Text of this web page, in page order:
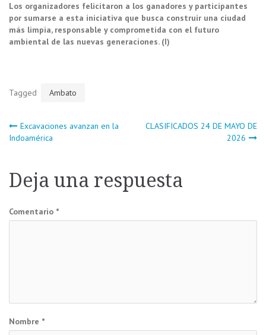
Los organizadores felicitaron a los ganadores y participantes
por sumarse a esta iniciativa que busca construir una ciudad
más limpia, responsable y comprometida con el futuro
ambiental de las nuevas generaciones. (I)
Tagged Ambato
Navegación
entradas
Excavaciones avanzan en la
Indoamérica
CLASIFICADOS 24 DE MAYO DE
2026
Deja una respuesta
Comentario *
Nombre *